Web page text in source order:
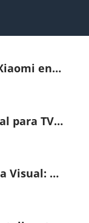
Acceso al Entretenimiento
al Alcance
TV Philips